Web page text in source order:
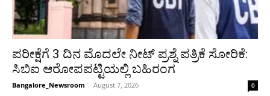
ಪರೀಕ್ಷೆಗೆ 3 ದಿನ ಮೊದಲೇ ನೀಟ್ ಪ್ರಶ್ನೆ ಪತ್ರಿಕೆ ಸೋರಿಕೆ:
ಸಿಬಿಐ ಆರೋಪಪಟ್ಟಿಯಲ್ಲಿ ಬಹಿರಂಗ
Bangalore_Newsroom - August 7, 2026 0